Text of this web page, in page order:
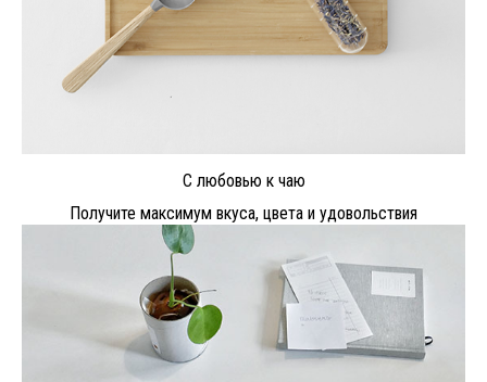
С любовью к чаю
Получите максимум вкуса, цвета и удовольствия